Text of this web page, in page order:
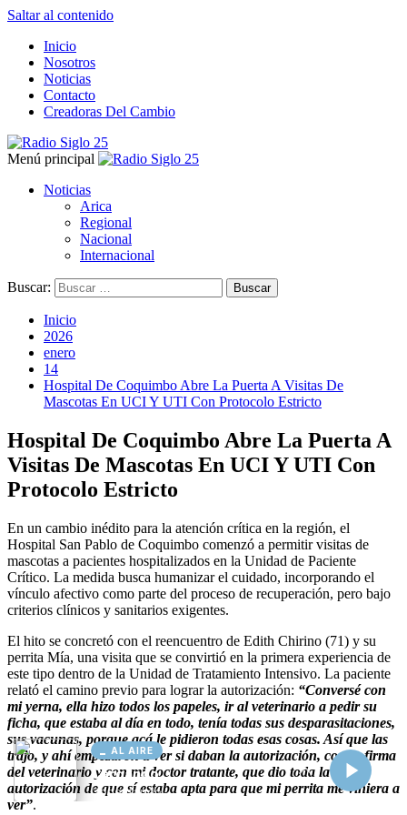
AL AIRE
Cargando...
Conectando...